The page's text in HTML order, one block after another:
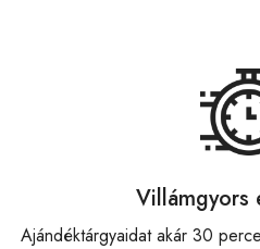
Villámgyors
Ajándéktárgyaidat akár 30